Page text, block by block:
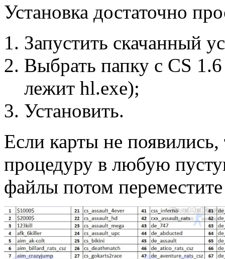
Установка достаточно
Запустить скачанный
Выбрать папку с CS
лежит hl.exe);
Установить.
Если карты не
процедуру в любую
файлы потом